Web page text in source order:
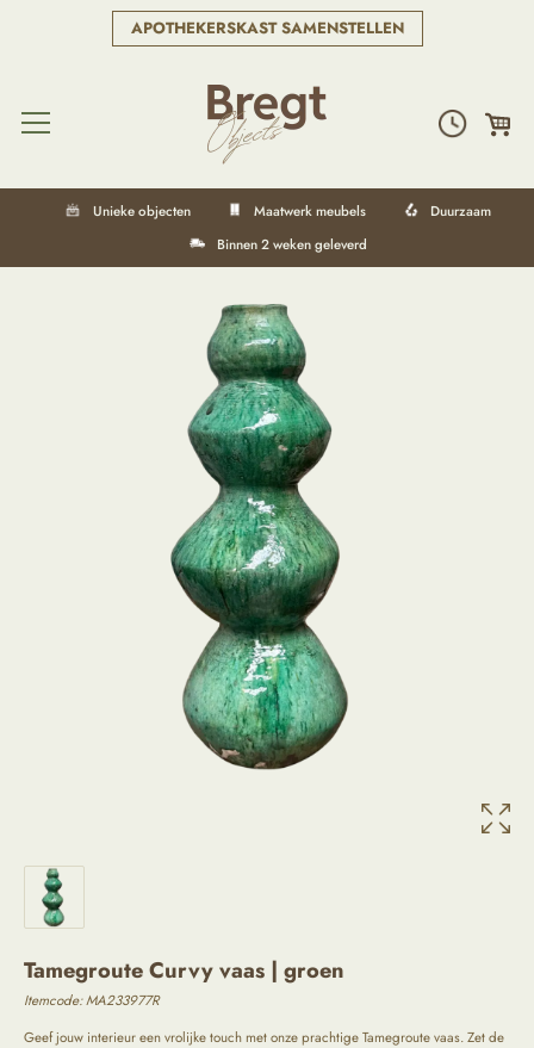
APOTHEKERSKAST SAMENSTELLEN
Unieke objecten Maatwerk meubels
Duurzaam
Binnen 2 weken geleverd
Tamegroute Curvy vaas | groen
Itemcode:MA233977R
Geef jouw interieur een vrolijke touch met onze prachtige Tamegroute vaas. Zet de